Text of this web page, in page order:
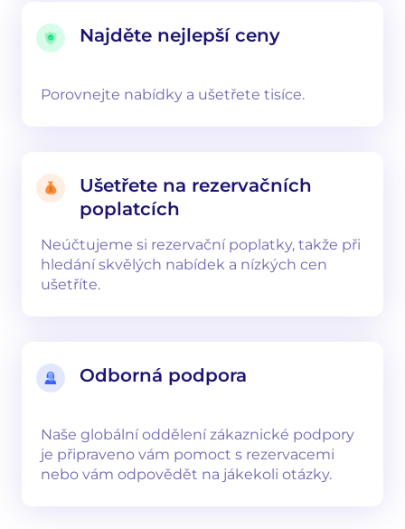
Najděte nejlepší ceny
Porovnejte nabídky a ušetřete tisíce.
Ušetřete na rezervačních
poplatcích
Neúčtujeme si rezervační poplatky, takže při
hledání skvělých nabídek a nízkých cen
ušetříte.
Odborná podpora
Naše globální oddělení zákaznické podpory
je připraveno vám pomoct s rezervacemi
nebo vám odpovědět na jákekoli otázky.